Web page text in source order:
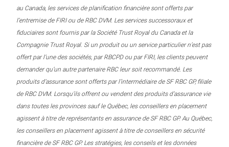
au Canada, les services de planification financière sont offerts par
l’entremise de FIRI ou de RBC DVM. Les services successoraux et
fiduciaires sont fournis par la Société Trust Royal du Canada et la
Compagnie Trust Royal. Si un produit ou un service particulier n’est pas
offert par l’une des sociétés, par RBCPD ou par FIRI, les clients peuvent
demander qu’un autre partenaire RBC leur soit recommandé. Les
produits d’assurance sont offerts par l’intermédiaire de SF RBC GP, filiale
de RBC DVM. Lorsqu’ils offrent ou vendent des produits d’assurance vie
dans toutes les provinces sauf le Québec, les conseillers en placement
agissent à titre de représentants en assurance de SF RBC GP. Au Québec,
les conseillers en placement agissent à titre de conseillers en sécurité
financière de SF RBC GP. Les stratégies, les conseils et les données